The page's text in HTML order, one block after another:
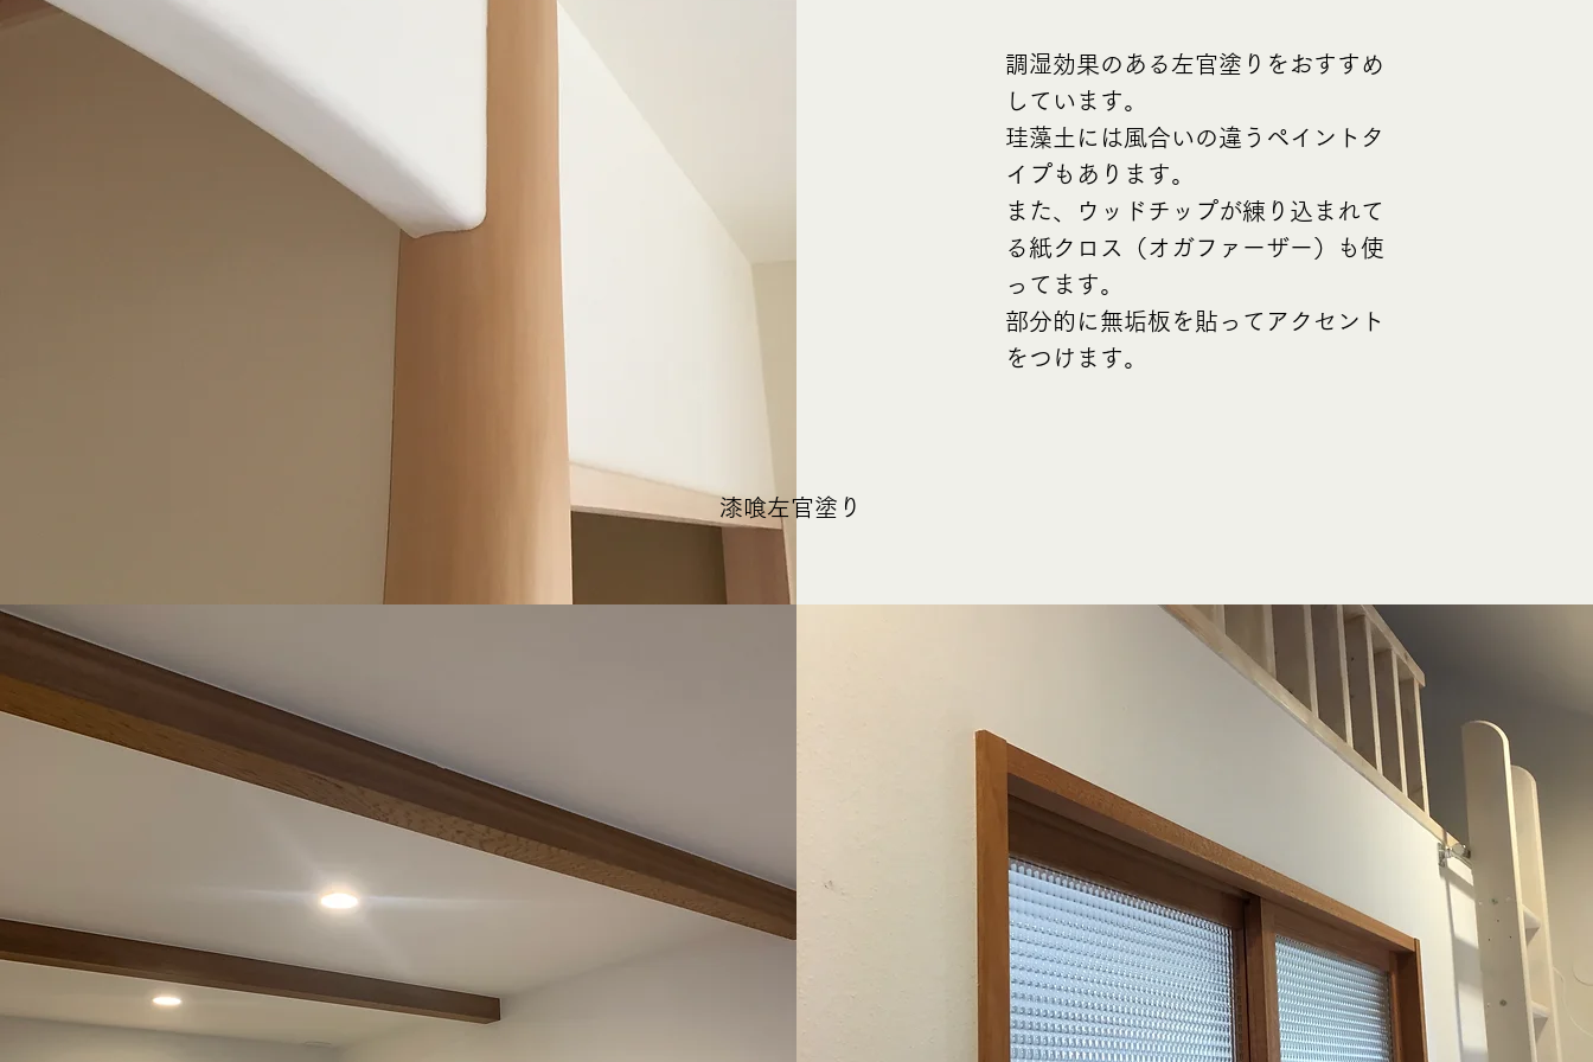
調湿効果のある左官塗りをおすすめ
しています。
珪藻土には風合いの違うペイントタ
イプもあります。
​また、ウッドチップが練り込まれて
る紙クロス（オガファーザー）も使
ってます。​
部分的に無垢板を貼ってアクセント
をつけます。
漆喰左官塗り